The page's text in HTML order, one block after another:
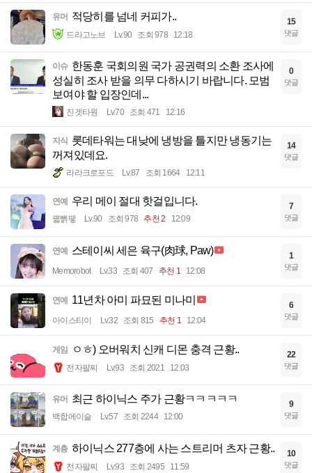
유머 적당히를 넘네 커피가..
드라고노브 Lv.90 조회 978 12:18
15
댓글
이슈 한동훈 국회의원 국가 공권력의 소환 조사에
성실히 조사 받을 의무 다하시기 바랍니다. 모범
보여야 할 입장인데...
진겟타원 Lv.70 조회 471 12:16
0
댓글
지식
롯데타워는 대낮에 냉방을 틀지만 냉동기는
꺼져있데요.
라라크로포드 Lv.87 조회 1664 12:11
14
댓글
연예 우리 메이 절대 핫걸입니다.
꿻뻵뗗 Lv.90 조회 978 추천 2 12:09
7
댓글
연예 스테이씨 세은 육구(肉球, Paw)
Memorobot Lv.33 조회 407 추천 1 12:08
1
댓글
연예 11년차 아미 파묘된 미나미
아이스티이 Lv.32 조회 815 추천 1 12:04
6
댓글
게임 ㅇㅎ) 오버워치 신캐 디몬 충격 근황..
전자팔찌 Lv.93 조회 2021 12:03
22
댓글
유머 최근 하이닉스 주가 근황ㅋㅋㅋㅋㅋ
백합에이슬 Lv.57 조회 2244 12:00
9
댓글
계층 하이닉스 277층에 사는 스트리머 츠자 근황..
전자팔찌 Lv.93 조회 2495 11:59
10
댓글